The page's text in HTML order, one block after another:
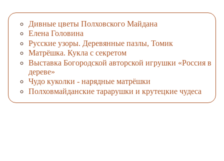
Дивные цветы Полховского Майдана
Елена Головина
Русские узоры. Деревянные пазлы, Томик
Матрёшка. Кукла с секретом
Выставка Богородской авторской игрушки «Россия в
дереве»
Чудо куколки - нарядные матрёшки
Полховмайданские тарарушки и крутецкие чудеса